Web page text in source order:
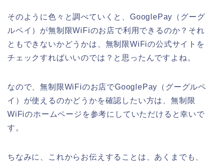
そのように色々と調べていくと、GooglePay（グーグ
ルペイ）が無制限WiFiのお店で利用できるのか？それ
ともできないかどうかは、無制限WiFiの公式サイトを
チェックすればいいのでは？と思ったんですよね。
なので、無制限WiFiのお店でGooglePay（グーグルペ
イ）が使えるのかどうかを確認したい方は、無制限
WiFiのホームページを参考にしていただけると幸いで
す。
ちなみに、これからお伝えすることは、あくまでも、